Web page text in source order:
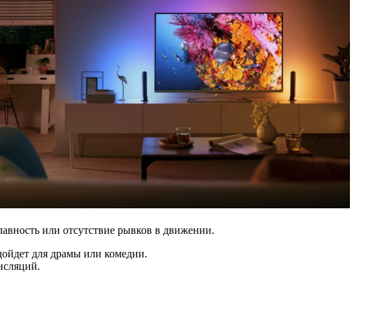
или отсутствие рывков в движении.
для драмы или комедии.